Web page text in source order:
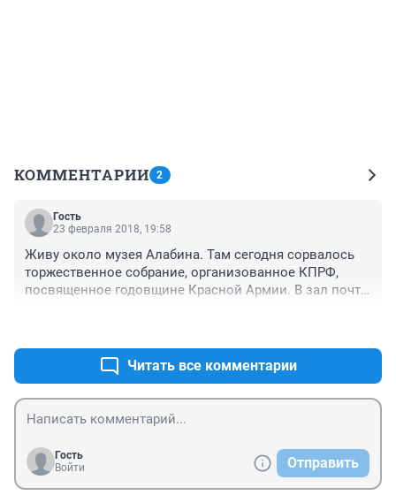
КОММЕНТАРИИ 2
Гость
23 февраля 2018, 19:58
Живу около музея Алабина. Там сегодня сорвалось
торжественное собрание, организованное КПРФ,
посвященное годовщине Красной Армии. В зал почти
пришли. Кто слышал что про эту тему?
Читать все комментарии
Гость
Войти
Отправить